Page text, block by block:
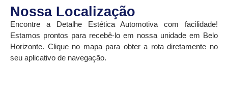
Nossa Localização
Encontre a Detalhe Estética Automotiva com facilidade!
Estamos prontos para recebê-lo em nossa unidade em Belo
Horizonte. Clique no mapa para obter a rota diretamente no
seu aplicativo de navegação.